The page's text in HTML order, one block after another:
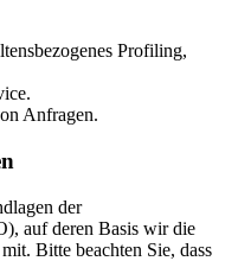
Profiling,
Anfragen.
der
auf deren Basis wir die
Bitte beachten Sie, dass